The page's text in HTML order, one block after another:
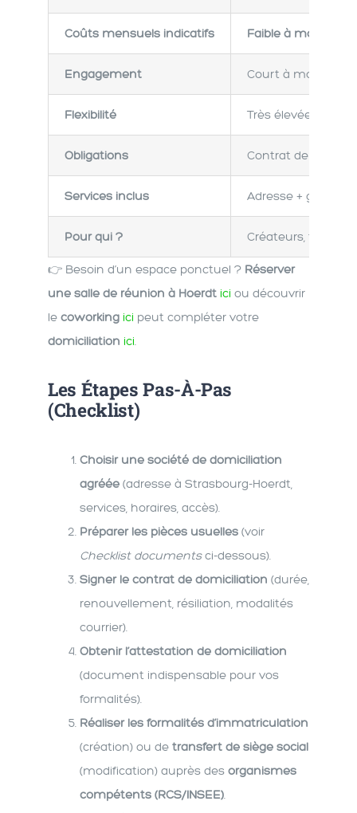
Coûts mensuels indicatifs Faible à modéré
Engagement Court à moyen
Flexibilité Très élevée
Obligations Contrat de
Services inclus Adresse + gestion
Pour qui ? Créateurs,
👉 Besoin d’un espace ponctuel ? Réserver
une salle de réunion à Hoerdt ici ou découvrir
le coworking ici peut compléter votre
domiciliation ici.
Les Étapes Pas-À-Pas
(checklist)
Choisir une société de domiciliation
agréée (adresse à Strasbourg-Hoerdt,
services, horaires, accès).
Préparer les pièces usuelles (voir
Checklist documentsci-dessous).
Signer le contrat de domiciliation (durée,
renouvellement, résiliation, modalités
courrier).
Obtenir l’attestation de domiciliation
(document indispensable pour vos
formalités).
Réaliser les formalités d’immatriculation
(création) ou de transfert de siège social
(modification) auprès des organismes
compétents (RCS/INSEE).